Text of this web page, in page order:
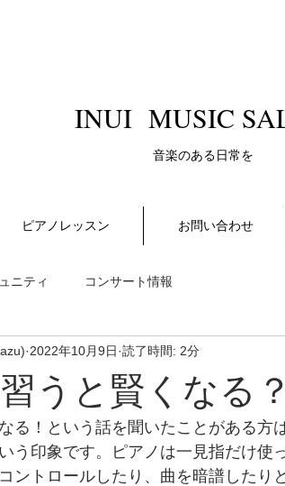
​INUI MUSIC
​音楽のある日常を
ピアノレッスン お問い合わせ
ニティ コンサート情報
うと賢くなる
2022年10月9日 読了時間: 2分
る！という話を聞いたことがある方
う印象です。ピアノは一見指だけ使
ントロールしたり、曲を暗譜したり